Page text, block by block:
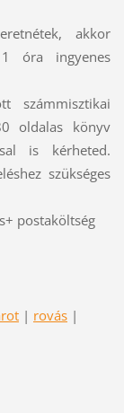
akkor
óra ingyenes
számmisztikai
oldalas könyv
is kérheted.
szükséges
postaköltség
| rovás |